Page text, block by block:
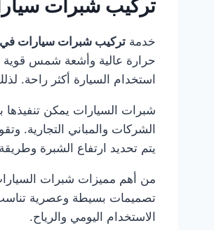
تركيب شبرات
خدمة تركيب شبرات سيارات
حرارة عالية وأشعة شمس قوية
استخدام السيارة أكثر راحة.
شبرات السيارات يمكن
الشركات والمباني التجارية.
يتم تحديد ارتفاع الشبرة
من أهم مميزات شبرات
تصميمات بسيطة وعصرية تناسب
الاستخدام اليومي والرياح.